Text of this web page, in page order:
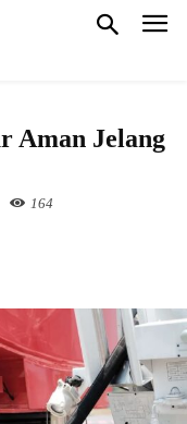
Aman Jelang
164